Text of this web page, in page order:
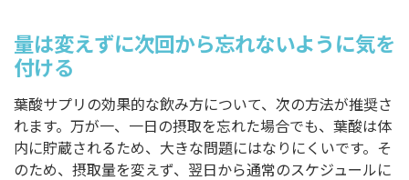
量は変えずに次回から忘れないように気を
付ける
葉酸サプリの効果的な飲み方について、次の方法が推奨さ
れます。万が一、一日の摂取を忘れた場合でも、葉酸は体
内に貯蔵されるため、大きな問題にはなりにくいです。そ
のため、摂取量を変えず、翌日から通常のスケジュールに